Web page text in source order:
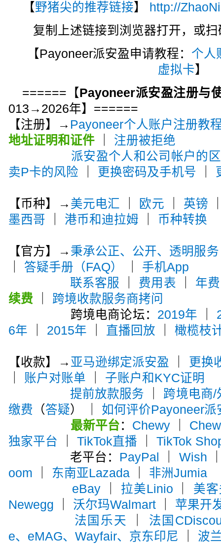
【野猪尖的推荐链接】
http://
复制上述链接到浏览器打开，或
【Payoneer派安盈申请教程： 个人
虚拟卡】
======【Payoneer派安盈注册与
013→2026年】======
【注册】→ Payoneer个人账户注册教
地址证明和证件
注册被拒绝
派安盈个人和公司帐户的
卖P卡的风险
更换密码及手机号
【币种】→ 美元电汇 欧元 英镑
墨西哥
港币和迪拉姆 币种转换
【官方】→ 秉承公正、公开、透明服务
答疑手册（FAQ）
手机App
联系客服
费用表 年费
续费
跨境收款服务商拷问
跨境电商论坛： 2019年
6年
2015年 直播回放 ｜橄榄枝
【收款】→ 亚马逊绑定派安盈
更换
账户对账单
子账户和KYC证明
提前放款服务
跨境电商/
缴费 （答疑） ｜ 如何评价Payoneer派
最新平台： Chewy｜
独家平台 ｜TikTok直播 ｜TikTok
老平台： PayPal Wish
oom
东南亚Lazada
非洲Jumia
eBay｜ 拉美Linio
美
Newegg
沃尔玛Walmart
苹果开
法国乐天
法国
e、eMAG、Wayfair、京东印尼
波